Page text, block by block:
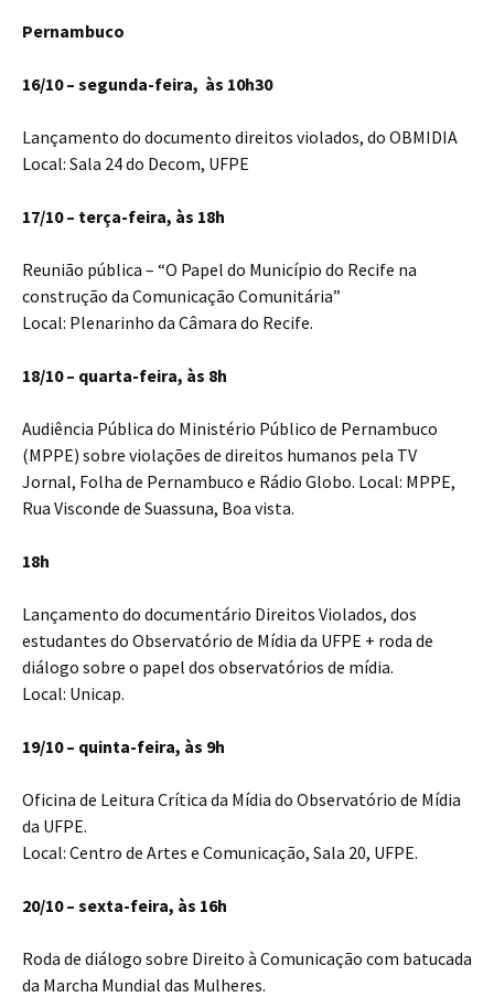
Pernambuco
16/10 – segunda-feira, às 10h30
Lançamento do documento direitos violados, do OBMIDIA
Local: Sala 24 do Decom, UFPE
17/10 – terça-feira, às 18h
Reunião pública – “O Papel do Município do Recife na
construção da Comunicação Comunitária”
Local: Plenarinho da Câmara do Recife.
18/10 – quarta-feira, às 8h
Audiência Pública do Ministério Público de Pernambuco
(MPPE) sobre violações de direitos humanos pela TV
Jornal, Folha de Pernambuco e Rádio Globo. Local: MPPE,
Rua Visconde de Suassuna, Boa vista.
18h
Lançamento do documentário Direitos Violados, dos
estudantes do Observatório de Mídia da UFPE + roda de
diálogo sobre o papel dos observatórios de mídia.
Local: Unicap.
19/10 – quinta-feira, às 9h
Oficina de Leitura Crítica da Mídia do Observatório de Mídia
da UFPE.
Local: Centro de Artes e Comunicação, Sala 20, UFPE.
20/10 – sexta-feira, às 16h
Roda de diálogo sobre Direito à Comunicação com batucada
da Marcha Mundial das Mulheres.